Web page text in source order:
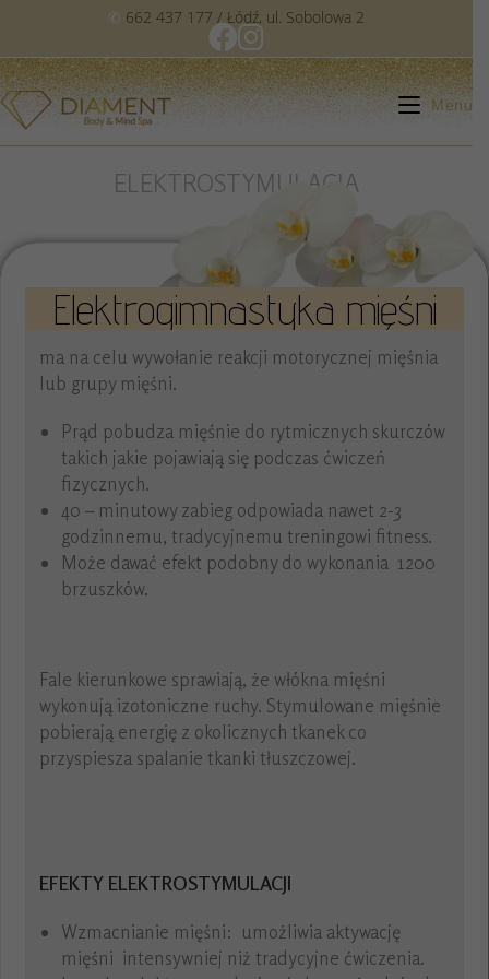
✆ 662 437 177 / Łódź, ul. Sobolowa 2
Menu
ELEKTROSTYMULACJA
Elektrogimnastyka mięśni
ma na celu wywołanie reakcji motorycznej mięśnia
lub grupy mięśni.
Prąd pobudza mięśnie do rytmicznych skurczów
takich jakie pojawiają się podczas ćwiczeń
fizycznych.
40 – minutowy zabieg odpowiada nawet 2-3
godzinnemu, tradycyjnemu treningowi fitness.
Może dawać efekt podobny do wykonania 1200
brzuszków.
Fale kierunkowe sprawiają, że włókna mięśni
wykonują izotoniczne ruchy. Stymulowane mięśnie
pobierają energię z okolicznych tkanek co
przyspiesza spalanie tkanki tłuszczowej.
EFEKTY ELEKTROSTYMULACJI
Wzmacnianie mięśni: umożliwia aktywację
mięśni intensywniej niż tradycyjne ćwiczenia.